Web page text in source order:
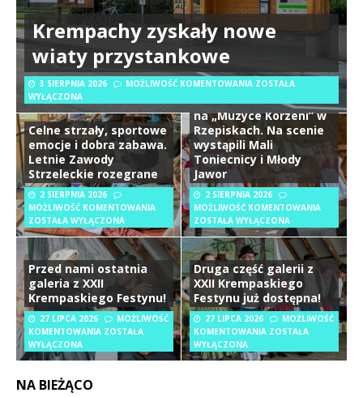
Krempachy zyskały nowe
wiaty przystankowe
3 SIERPNIA 2026 MOŻLIWOŚĆ KOMENTOWANIA ZOSTAŁA
WYŁĄCZONA
Celne strzały, sportowe
emocje i dobra zabawa.
Letnie Zawody
Strzeleckie rozegrane
2 SIERPNIA 2026
MOŻLIWOŚĆ KOMENTOWANIA
ZOSTAŁA WYŁĄCZONA
Krempachy miały
swoich reprezentantów
na „Muzyce Korzeni” w
Rzepiskach. Na scenie
wystąpili Mali
Toniecnicy i Młody
Jawor
2 SIERPNIA 2026
MOŻLIWOŚĆ KOMENTOWANIA
ZOSTAŁA WYŁĄCZONA
Przed nami ostatnia
galeria z XXII
Krempaskiego Festynu!
27 LIPCA 2026
MOŻLIWOŚĆ
KOMENTOWANIA ZOSTAŁA
WYŁĄCZONA
Druga część galerii z
XXII Krempaskiego
Festynu już dostępna!
27 LIPCA 2026
MOŻLIWOŚĆ
KOMENTOWANIA ZOSTAŁA
WYŁĄCZONA
NA BIEŻĄCO